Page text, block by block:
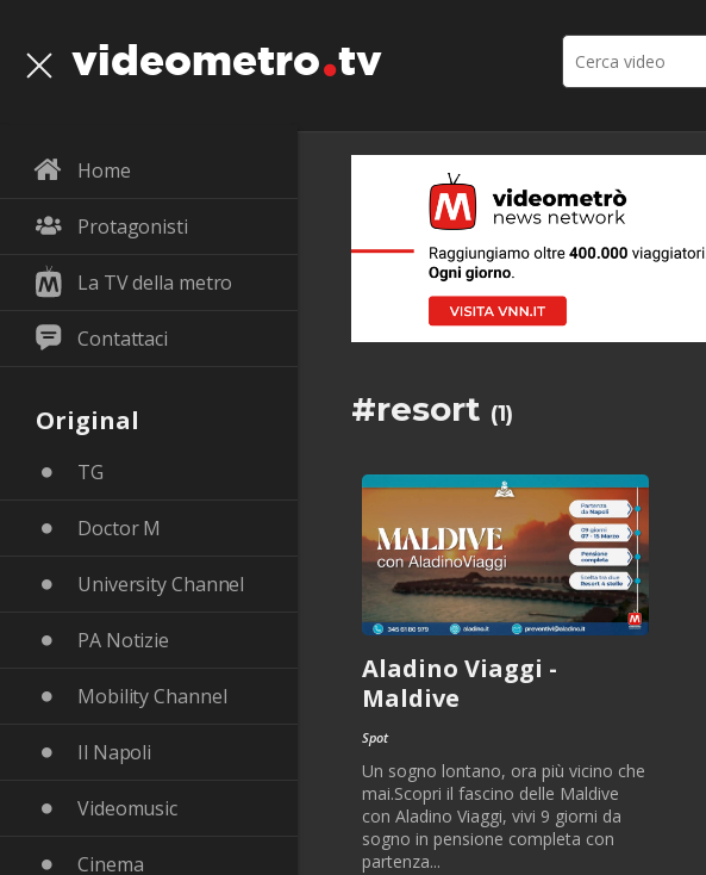
videometro tv
Home
Protagonisti
La TV della metro
Contattaci
Original
TG
Doctor M
University Channel
PA Notizie
Mobility Channel
Il Napoli
Videomusic
Cinema
#resort (1)
Aladino Viaggi -
Maldive
Spot
Un sogno lontano, ora più vicino che
mai.Scopri il fascino delle Maldive
con Aladino Viaggi, vivi 9 giorni da
sogno in pensione completa con
partenza...